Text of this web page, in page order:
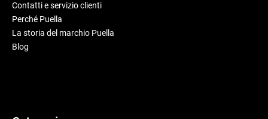
Contatti e servizio clienti
Perché Puella
La storia del marchio Puella
Blog